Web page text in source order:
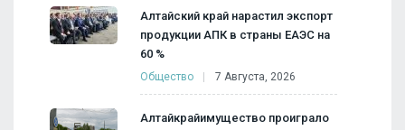
Алтайский край нарастил экспорт
продукции АПК в страны ЕАЭС на
60 %
Общество 7 Августа, 2026
Алтайкрайимущество проиграло